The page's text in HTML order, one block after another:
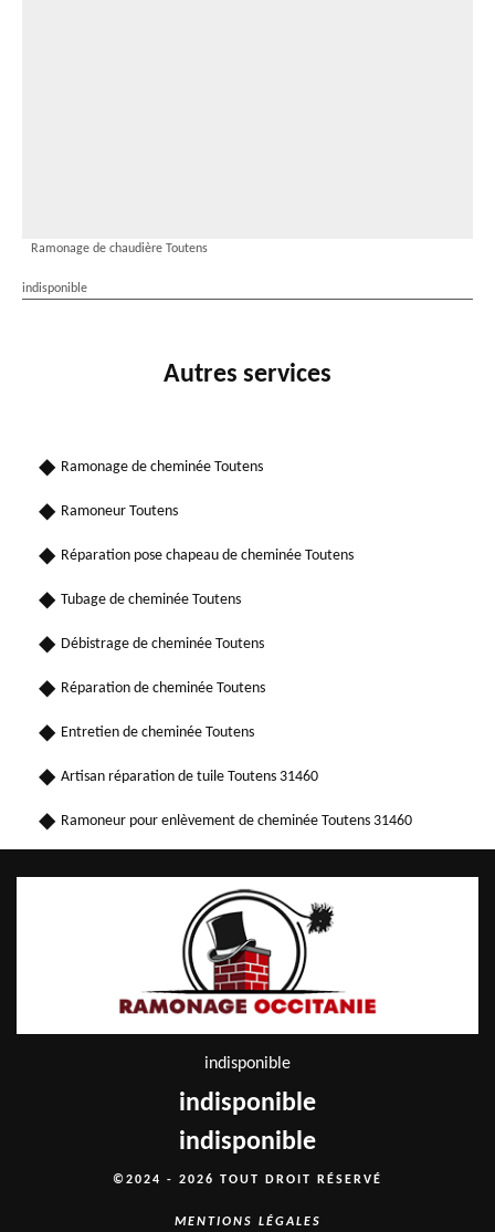
Ramonage de chaudière Toutens
indisponible
Autres services
Ramonage de cheminée Toutens
Ramoneur Toutens
Réparation pose chapeau de cheminée Toutens
Tubage de cheminée Toutens
Débistrage de cheminée Toutens
Réparation de cheminée Toutens
Entretien de cheminée Toutens
Artisan réparation de tuile Toutens 31460
Ramoneur pour enlèvement de cheminée Toutens 31460
indisponible
indisponible
indisponible
©2024 - 2026 TOUT DROIT RÉSERVÉ
MENTIONS LÉGALES